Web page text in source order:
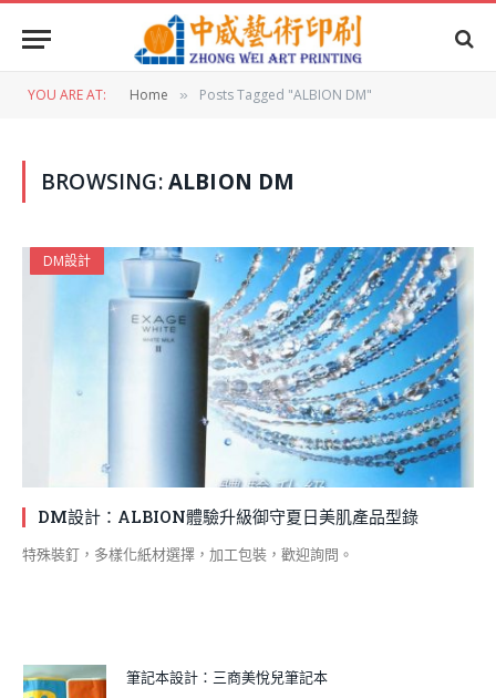
YOU ARE AT: Home » Posts Tagged "ALBION DM"
BROWSING:ALBION DM
DM設計
DM設計：ALBION體驗升級御守夏日美肌產品型錄
特殊裝釘，多樣化紙材選擇，加工包裝，歡迎詢問。
筆記本設計：三商美悅兒筆記本